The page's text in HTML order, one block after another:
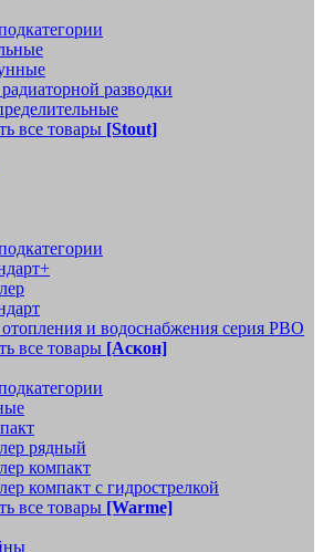
разводки
все товары [Stout]
и водоснабжения серия РВО
все товары [Аскон]
рядный
компакт
компакт с гидрострелкой
все товары [Warme]